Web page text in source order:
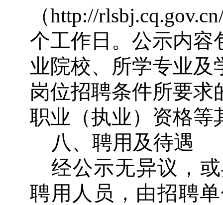
（http://
个工作日。公示内容
业院校、所学专业及
岗位招聘条件所要
职业（执业）资格等
八、聘用及待遇
经公示无异议，
聘用人员，由招聘